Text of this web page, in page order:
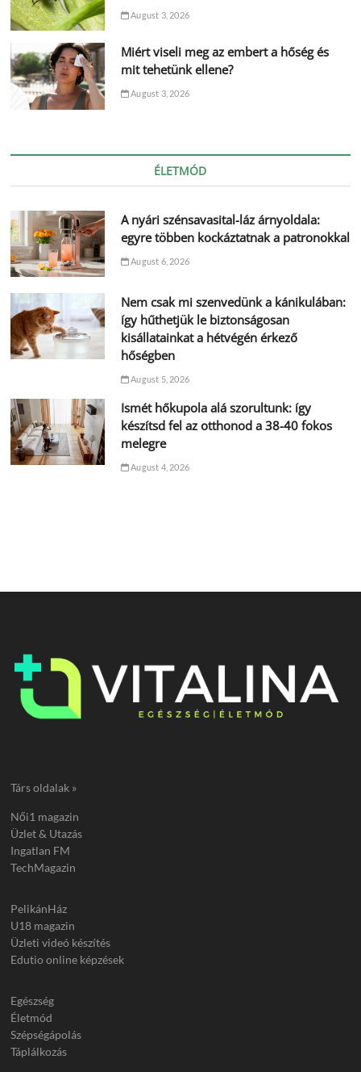
August 3, 2026
Miért viseli meg az embert a hőség és
mit tehetünk ellene?
August 3, 2026
ÉLETMÓD
A nyári szénsavasital-láz árnyoldala:
egyre többen kockáztatnak a patronokkal
August 6, 2026
Nem csak mi szenvedünk a kánikulában:
így hűthetjük le biztonságosan
kisállatainkat a hétvégén érkező
hőségben
August 5, 2026
Ismét hőkupola alá szorultunk: így
készítsd fel az otthonod a 38-40 fokos
melegre
August 4, 2026
Társ oldalak »
Női1 magazin
Üzlet & Utazás
Ingatlan FM
TechMagazin
PelikánHáz
U18 magazin
Üzleti videó készítés
Edutio online képzések
Egészség
Életmód
Szépségápolás
Táplálkozás